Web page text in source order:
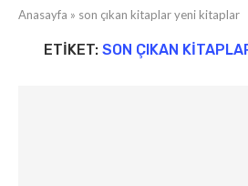
Anasayfa » son çıkan kitaplar yeni kitaplar
ETIKET: SON ÇIKAN